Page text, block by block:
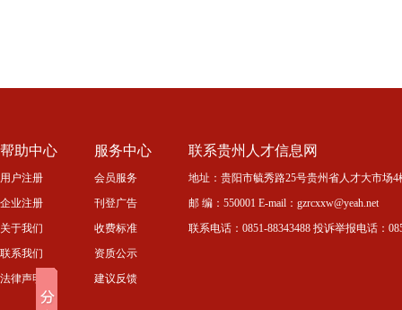
帮助中心
用户注册
企业注册
关于我们
联系我们
法律声明
服务中心
会员服务
刊登广告
收费标准
资质公示
建议反馈
联系贵州人才信息网
地址：贵阳市毓秀路25号贵州省人才大市场
邮 编：550001 E-mail：gzrcxxw@yeah.net
联系电话：0851-88343488 投诉举报电话：